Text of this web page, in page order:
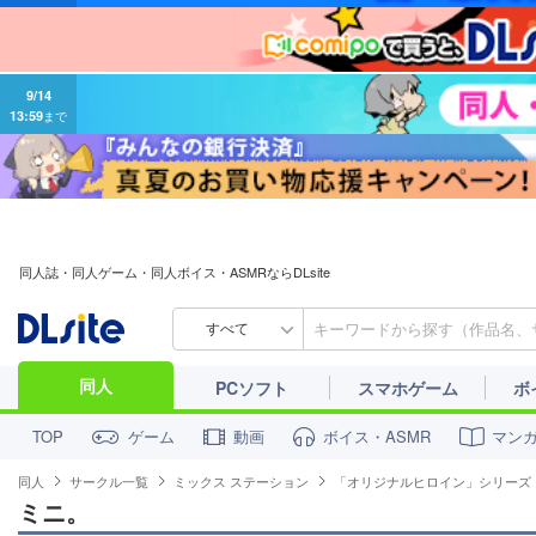
13:59 まで
同人誌・同人ゲーム・同人ボイス・ASMRならDLsite
すべて
同人 PCソフト スマホゲーム ボ
TOP ゲーム 動画 ボイス・ASMR マン
同人 サークル一覧 ミックス ステーション 「オリジナルヒロイン」シリーズ
ミニ。